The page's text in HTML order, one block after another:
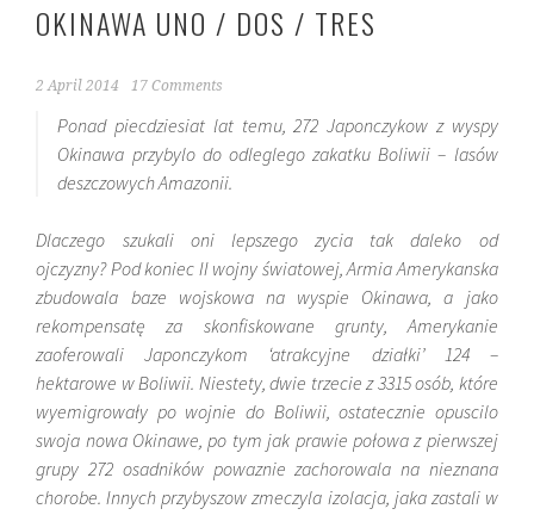
OKINAWA UNO / DOS / TRES
2 April 2014 17 Comments
Ponad piecdziesiat lat temu, 272 Japonczykow z wyspy
Okinawa przybylo do odleglego zakatku Boliwii – lasów
deszczowych Amazonii.
Dlaczego szukali oni lepszego zycia tak daleko od
ojczyzny?Pod koniec II wojny światowej, Armia Amerykanska
zbudowala baze wojskowa na wyspie Okinawa, a jako
rekompensatę za skonfiskowane grunty, Amerykanie
zaoferowali Japonczykom ‘atrakcyjne działki’ 124 –
hektarowe w Boliwii. Niestety, dwie trzecie z 3315 osób, które
wyemigrowały po wojnie do Boliwii, ostatecznie opuscilo
swoja nowa Okinawe, po tym jak prawie połowa z pierwszej
grupy 272 osadników powaznie zachorowala na nieznana
chorobe. Innych przybyszow zmeczyla izolacja, jaka zastali w